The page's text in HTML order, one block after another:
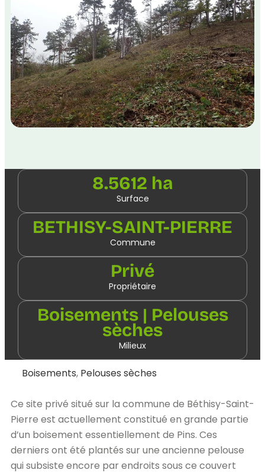
8.5612 ha
Surface
BETHISY-SAINT-PIERRE
Commune
Privé
Propriétaire
Boisements | Pelouses
sèches
Milieux
Boisements, Pelouses sèches
Ce site privé situé sur la commune de Béthisy-Saint-
Pierre est actuellement constitué en grande partie
d’un boisement essentiellement de Pins. Ces
derniers ont été plantés sur une ancienne pelouse
qui subsiste encore par endroits sous ce couvert